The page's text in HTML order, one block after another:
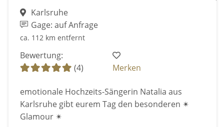
Karlsruhe
Gage: auf Anfrage
ca. 112 km entfernt
Bewertung:
(4)
Merken
emotionale Hochzeits-Sängerin Natalia aus
Karlsruhe gibt eurem Tag den besonderen ✴
Glamour ✴